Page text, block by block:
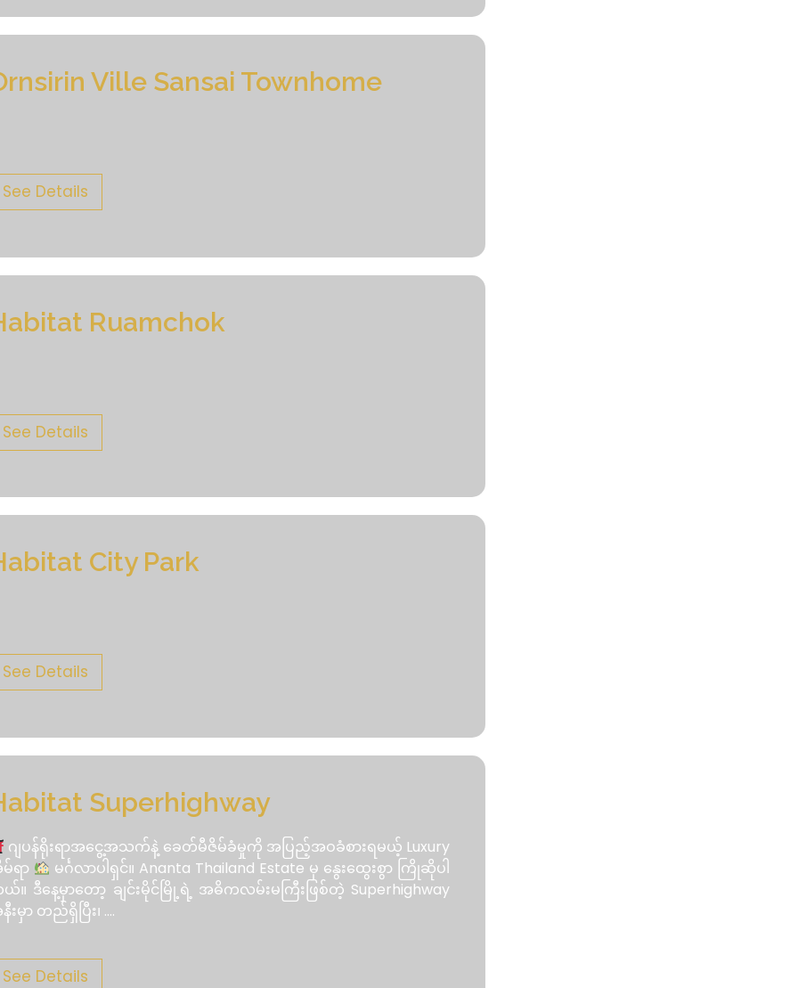
Ville Sansai Townhome
See Details
Ruamchok
See Details
City Park
See Details
Superhighway
ဂျပန်ရိုးရာအငွေ့အသက်နဲ့ ခေတ်မီဇိမ်ခံမှုကို အပြည့်အဝခံစားရမယ့် Luxury
ရာ
မင်္ဂလာပါရှင်။ Ananta Thailand Estate မှ နွေးထွေးစွာ ကြိုဆိုပါ
။ ဒီနေ့မှာတော့ ချင်းမိုင်မြို့ရဲ့ အဓိကလမ်းမကြီးဖြစ်တဲ့ Superhighway
းမှာ တည်ရှိပြီး၊ ....
See Details